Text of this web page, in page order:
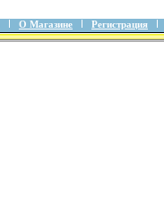
О Магазине Регистрация